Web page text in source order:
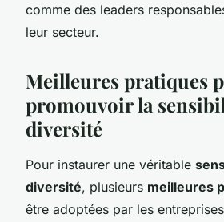
comme des leaders
leur secteur.
Meilleures pratiques
promouvoir la
diversité
Pour instaurer une véritable
diversité, plusieurs meilleures
être adoptées par les